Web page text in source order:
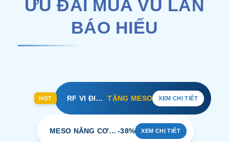
ƯU ĐÃI MÙA VU LAN
BÁO HIẾU
HOT RF VI ĐIỂM ĐA TẦNG
TẶNG MESO XEM CHI TIẾT
MESO NÂNG CƠ CĂNG BÓNG
-38% XEM CHI TIẾT